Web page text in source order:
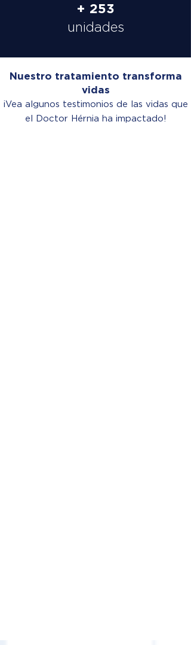
+ 253
unidades
Nuestro tratamiento transforma
vidas
¡Vea algunos testimonios de las vidas que
el Doctor Hérnia ha impactado!